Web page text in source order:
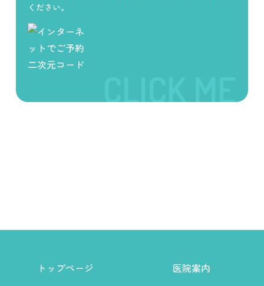
ください。
トップページ 医院案内